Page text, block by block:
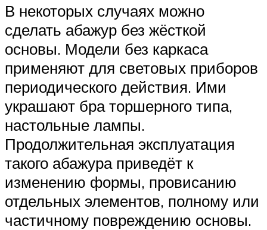
В некоторых случаях можно
сделать абажур без жёсткой
основы. Модели без каркаса
применяют для световых приборов
периодического действия. Ими
украшают бра торшерного типа,
настольные лампы.
Продолжительная эксплуатация
такого абажура приведёт к
изменению формы, провисанию
отдельных элементов, полному или
частичному повреждению основы.